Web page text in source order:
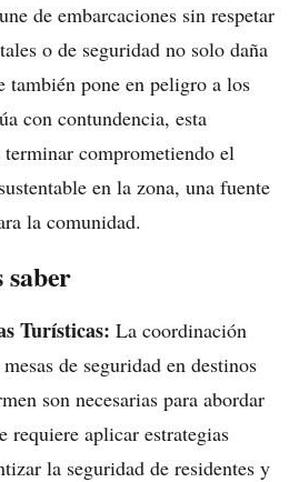
de embarcaciones sin respetar
o de seguridad no solo daña
también pone en peligro a los
con contundencia, esta
comprometiendo el
en la zona, una fuente
la comunidad.
saber
Turísticas: La coordinación
de seguridad en destinos
son necesarias para abordar
requiere aplicar estrategias
la seguridad de residentes y